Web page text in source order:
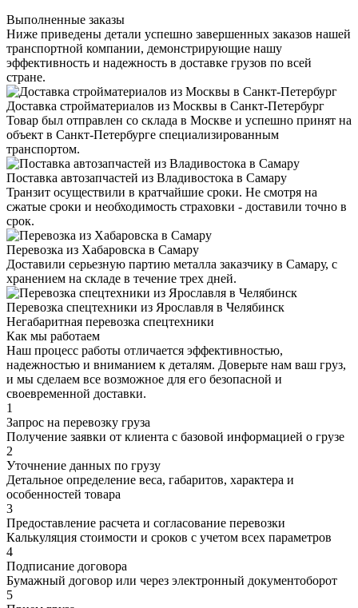
Выполненные заказы
Ниже приведены детали успешно завершенных заказов нашей
транспортной компании, демонстрирующие нашу
эффективность и надежность в доставке грузов по всей
стране.
Доставка стройматериалов из Москвы в Санкт-Петербург
Товар был отправлен со склада в Москве и успешно принят на
объект в Санкт-Петербурге специализированным
транспортом.
Поставка автозапчастей из Владивостока в Самару
Транзит осуществили в кратчайшие сроки. Не смотря на
сжатые сроки и необходимость страховки - доставили точно в
срок.
Перевозка из Хабаровска в Самару
Доставили серьезную партию металла заказчику в Самару, с
хранением на складе в течение трех дней.
Перевозка спецтехники из Ярославля в Челябинск
Негабаритная перевозка спецтехники
Как мы работаем
Наш процесс работы отличается эффективностью,
надежностью и вниманием к деталям. Доверьте нам ваш груз,
и мы сделаем все возможное для его безопасной и
своевременной доставки.
1
Запрос на перевозку груза
Получение заявки от клиента с базовой информацией о грузе
2
Уточнение данных по грузу
Детальное определение веса, габаритов, характера и
особенностей товара
3
Предоставление расчета и согласование перевозки
Калькуляция стоимости и сроков с учетом всех параметров
4
Подписание договора
Бумажный договор или через электронный документоборот
5